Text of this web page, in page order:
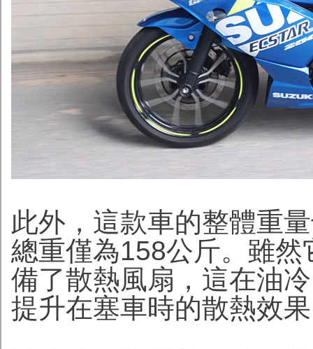
此外，這款車的整體重
總重僅為158公斤。雖
備了散熱風扇，這在油
提升在塞車時的散熱效